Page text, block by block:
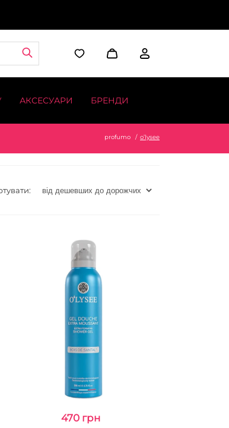
АКСЕСУАРИ БРЕНДИ
profumo o’lysee
470 грн